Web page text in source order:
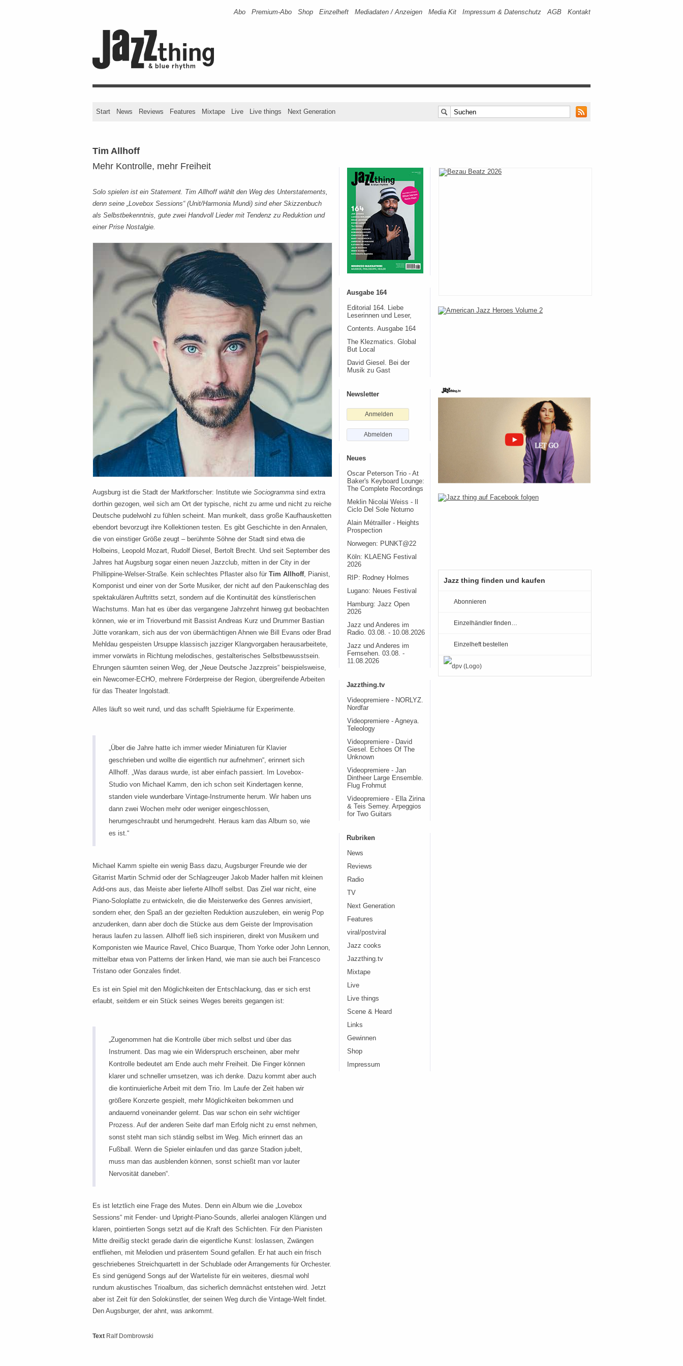
Abo Premium-Abo Shop Einzelheft Mediadaten / Anzeigen Media Kit Impressum & Datenschutz AGB Kontakt
Start News Reviews Features Mixtape Live Live things Next Generation
Tim Allhoff
Mehr Kontrolle, mehr Freiheit
Solo spielen ist ein Statement. Tim Allhoff wählt den Weg des Unterstatements,
denn seine „Lovebox Sessions“ (Unit/Harmonia Mundi) sind eher Skizzenbuch
als Selbstbekenntnis, gute zwei Handvoll Lieder mit Tendenz zu Reduktion und
einer Prise Nostalgie.
Augsburg ist die Stadt der Marktforscher: Institute wie Sociogramma sind extra
dorthin gezogen, weil sich am Ort der typische, nicht zu arme und nicht zu reiche
Deutsche pudelwohl zu fühlen scheint. Man munkelt, dass große Kaufhausketten
ebendort bevorzugt ihre Kollektionen testen. Es gibt Geschichte in den Annalen,
die von einstiger Größe zeugt – berühmte Söhne der Stadt sind etwa die
Holbeins, Leopold Mozart, Rudolf Diesel, Bertolt Brecht. Und seit September des
Jahres hat Augsburg sogar einen neuen Jazzclub, mitten in der City in der
Phillippine-Welser-Straße. Kein schlechtes Pflaster also für Tim Allhoff, Pianist,
Komponist und einer von der Sorte Musiker, der nicht auf den Paukenschlag des
spektakulären Auftritts setzt, sondern auf die Kontinuität des künstlerischen
Wachstums. Man hat es über das vergangene Jahrzehnt hinweg gut beobachten
können, wie er im Trioverbund mit Bassist Andreas Kurz und Drummer Bastian
Jütte vorankam, sich aus der von übermächtigen Ahnen wie Bill Evans oder Brad
Mehldau gespeisten Ursuppe klassisch jazziger Klangvorgaben herausarbeitete,
immer vorwärts in Richtung melodisches, gestalterisches Selbstbewusstsein.
Ehrungen säumten seinen Weg, der „Neue Deutsche Jazzpreis“ beispielsweise,
ein Newcomer-ECHO, mehrere Förderpreise der Region, übergreifende Arbeiten
für das Theater Ingolstadt.
Alles läuft so weit rund, und das schafft Spielräume für Experimente.
„Über die Jahre hatte ich immer wieder Miniaturen für Klavier
geschrieben und wollte die eigentlich nur aufnehmen“, erinnert sich
Allhoff. „Was daraus wurde, ist aber einfach passiert. Im Lovebox-
Studio von Michael Kamm, den ich schon seit Kindertagen kenne,
standen viele wunderbare Vintage-Instrumente herum. Wir haben uns
dann zwei Wochen mehr oder weniger eingeschlossen,
herumgeschraubt und herumgedreht. Heraus kam das Album so, wie
es ist.“
Michael Kamm spielte ein wenig Bass dazu, Augsburger Freunde wie der
Gitarrist Martin Schmid oder der Schlagzeuger Jakob Mader halfen mit kleinen
Add-ons aus, das Meiste aber lieferte Allhoff selbst. Das Ziel war nicht, eine
Piano-Soloplatte zu entwickeln, die die Meisterwerke des Genres anvisiert,
sondern eher, den Spaß an der gezielten Reduktion auszuleben, ein wenig Pop
anzudenken, dann aber doch die Stücke aus dem Geiste der Improvisation
heraus laufen zu lassen. Allhoff ließ sich inspirieren, direkt von Musikern und
Komponisten wie Maurice Ravel, Chico Buarque, Thom Yorke oder John Lennon,
mittelbar etwa von Patterns der linken Hand, wie man sie auch bei Francesco
Tristano oder Gonzales findet.
Es ist ein Spiel mit den Möglichkeiten der Entschlackung, das er sich erst
erlaubt, seitdem er ein Stück seines Weges bereits gegangen ist:
„Zugenommen hat die Kontrolle über mich selbst und über das
Instrument. Das mag wie ein Widerspruch erscheinen, aber mehr
Kontrolle bedeutet am Ende auch mehr Freiheit. Die Finger können
klarer und schneller umsetzen, was ich denke. Dazu kommt aber auch
die kontinuierliche Arbeit mit dem Trio. Im Laufe der Zeit haben wir
größere Konzerte gespielt, mehr Möglichkeiten bekommen und
andauernd voneinander gelernt. Das war schon ein sehr wichtiger
Prozess. Auf der anderen Seite darf man Erfolg nicht zu ernst nehmen,
sonst steht man sich ständig selbst im Weg. Mich erinnert das an
Fußball. Wenn die Spieler einlaufen und das ganze Stadion jubelt,
muss man das ausblenden können, sonst schießt man vor lauter
Nervosität daneben“.
Es ist letztlich eine Frage des Mutes. Denn ein Album wie die „Lovebox
Sessions“ mit Fender- und Upright-Piano-Sounds, allerlei analogen Klängen und
klaren, pointierten Songs setzt auf die Kraft des Schlichten. Für den Pianisten
Mitte dreißig steckt gerade darin die eigentliche Kunst: loslassen, Zwängen
entfliehen, mit Melodien und präsentem Sound gefallen. Er hat auch ein frisch
geschriebenes Streichquartett in der Schublade oder Arrangements für Orchester.
Es sind genügend Songs auf der Warteliste für ein weiteres, diesmal wohl
rundum akustisches Trioalbum, das sicherlich demnächst entstehen wird. Jetzt
aber ist Zeit für den Solokünstler, der seinen Weg durch die Vintage-Welt findet.
Den Augsburger, der ahnt, was ankommt.
Text Ralf Dombrowski
Ausgabe 164
Editorial 164. Liebe
Leserinnen und Leser,
Contents. Ausgabe 164
The Klezmatics. Global
But Local
David Giesel. Bei der
Musik zu Gast
Newsletter
Anmelden
Abmelden
Neues
Oscar Peterson Trio - At
Baker's Keyboard Lounge:
The Complete Recordings
Meklin Nicolai Weiss - Il
Ciclo Del Sole Noturno
Alain Métrailler - Heights
Prospection
Norwegen: PUNKT@22
Köln: KLAENG Festival
2026
RIP: Rodney Holmes
Lugano: Neues Festival
Hamburg: Jazz Open
2026
Jazz und Anderes im
Radio. 03.08. - 10.08.2026
Jazz und Anderes im
Fernsehen. 03.08. -
11.08.2026
Jazzthing.tv
Videopremiere - NORLYZ.
Nordfar
Videopremiere - Agneya.
Teleology
Videopremiere - David
Giesel. Echoes Of The
Unknown
Videopremiere - Jan
Dintheer Large Ensemble.
Flug Frohmut
Videopremiere - Ella Zirina
& Teis Semey. Arpeggios
for Two Guitars
Rubriken
News
Reviews
Radio
TV
Next Generation
Features
viral/postviral
Jazz cooks
Jazzthing.tv
Mixtape
Live
Live things
Scene & Heard
Links
Gewinnen
Shop
Impressum
Jazz thing finden und kaufen
Abonnieren
Einzelhändler finden…
Einzelheft bestellen